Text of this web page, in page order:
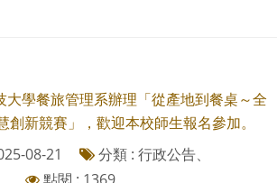
大學餐旅管理系辦理「從產地到餐桌～全
創新競賽」，歡迎本校師生報名參加。
08-21
分類 : 行政公告、